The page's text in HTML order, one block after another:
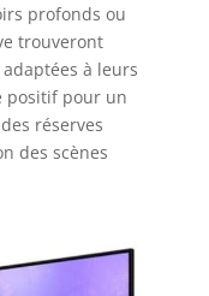
profonds ou
trouveront
à leurs
positif pour un
réserves
des scènes